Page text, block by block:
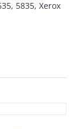
5835, Xerox